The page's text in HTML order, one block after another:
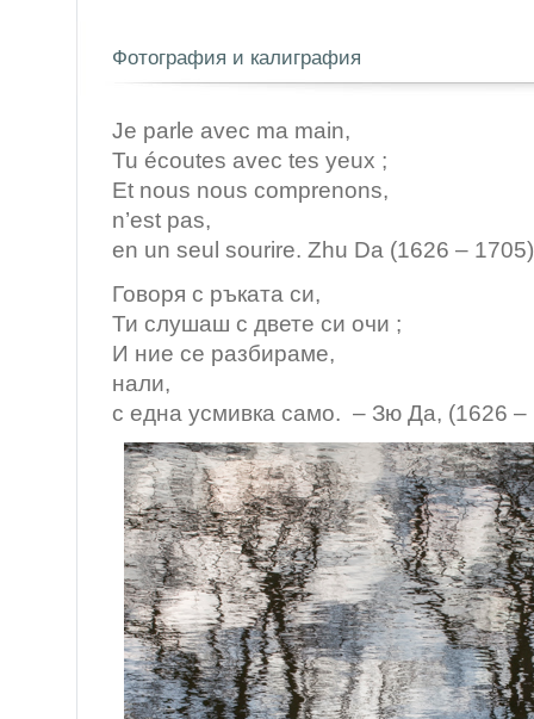
Фотография и калиграфия
Je parle avec ma main,
Tu écoutes avec tes yeux ;
Et nous nous comprenons,
n’est pas,
en un seul sourire. Zhu Da (1626 – 1705)
Говоря с ръката си,
Ти слушаш с двете си очи ;
И ние се разбираме,
нали,
с една усмивка само. – Зю Да, (1626 –